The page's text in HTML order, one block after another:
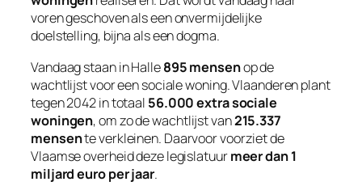
voren geschoven als een onvermijdelijke
doelstelling, bijna als een dogma.
Vandaag staan in Halle895 mensenop de
wachtlijst voor een sociale woning. Vlaanderen plant
tegen 2042 in totaal 56.000 extra sociale
woningen, om zo de wachtlijst van215.337
mensente verkleinen. Daarvoor voorziet de
Vlaamse overheid deze legislatuurmeer dan 1
miljard euro per jaar.